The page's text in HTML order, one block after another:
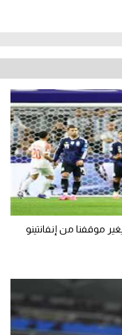
موقفنا من إنفانتينو